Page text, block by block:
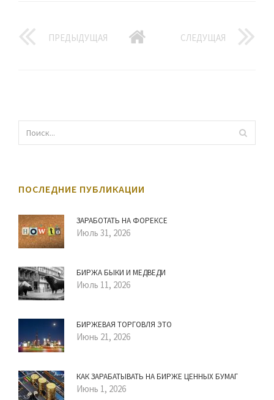
ПРЕДЫДУЩАЯ СЛЕДУЩАЯ
ПОСЛЕДНИЕ ПУБЛИКАЦИИ
ЗАРАБОТАТЬ НА ФОРЕКСЕ
Июль 31, 2026
БИРЖА БЫКИ И МЕДВЕДИ
Июль 11, 2026
БИРЖЕВАЯ ТОРГОВЛЯ ЭТО
Июнь 21, 2026
КАК ЗАРАБАТЫВАТЬ НА БИРЖЕ ЦЕННЫХ БУМАГ
Июнь 1, 2026